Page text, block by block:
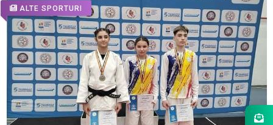
ALTE SPORTURI